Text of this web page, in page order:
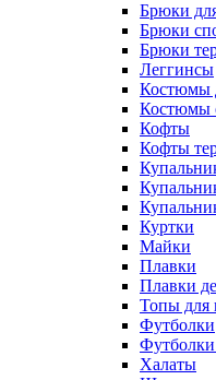
Брюки
Брюки
Брюки
Леггинсы
Костюмы
Костюмы
Кофты
Кофты
Куртки
Майки
Плавки
Плавки
Топы для
Футболки
Халаты